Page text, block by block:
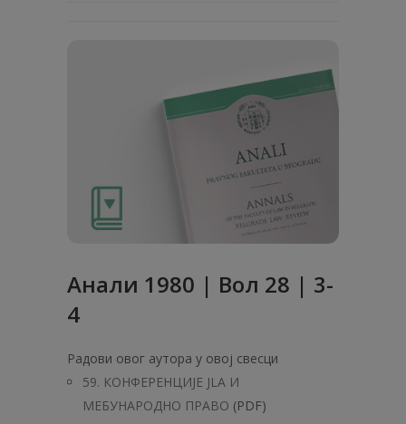
Анaли 1980 | Вол 28 | 3-
4
Радови овог аутора у овој свесци
59. КОНФЕРЕНЦИЈЕ JLA И
МЕБУНАРОДНО ПРАВО (PDF)